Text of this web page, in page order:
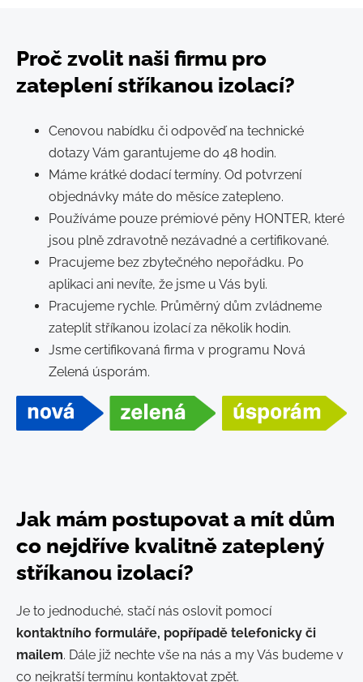
Proč zvolit naši firmu pro
zateplení stříkanou izolací?
Cenovou nabídku či odpověď na technické
dotazy Vám garantujeme do 48 hodin.
Máme krátké dodací termíny. Od potvrzení
objednávky máte do měsíce zatepleno.
Používáme pouze prémiové pěny HONTER, které
jsou plně zdravotně nezávadné a certifikované.
Pracujeme bez zbytečného nepořádku. Po
aplikaci ani nevíte, že jsme u Vás byli.
Pracujeme rychle. Průměrný dům zvládneme
zateplit stříkanou izolací za několik hodin.
Jsme certifikovaná firma v programu Nová
Zelená úsporám.
Jak mám postupovat a mít dům
co nejdříve kvalitně zateplený
stříkanou izolací?
Je to jednoduché, stačí nás oslovit pomocí
kontaktního formuláře, popřípadě telefonicky či
mailem. Dále již nechte vše na nás a my Vás budeme v
co nejkratší termínu kontaktovat zpět.